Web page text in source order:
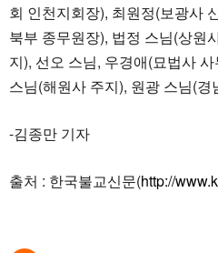
회 인천지회장), 최원정(보광사
북부 종무원장), 법정 스님(상원
지), 선오 스님, 우경애(묘법사
스님(해원사 주지), 원광 스님(
-김종만 기자
출처 : 한국불교신문(http://